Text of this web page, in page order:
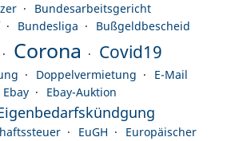
Bundesarbeitsgericht
Bundesliga
Bußgeldbescheid
Corona Covid19
Doppelvermietung
E-Mail
Ebay Ebay-Auktion
EuGH
Europäischer